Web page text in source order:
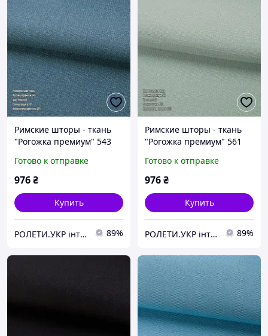
Римские шторы - ткань
"Рогожка премиум" 543
Готово к отправке
976₴
Купить
РОЛЕТИ.УКР інтернет-магазин ролет та жалюзі 89%
Римские шторы - ткань
"Рогожка премиум" 561
Готово к отправке
976₴
Купить
РОЛЕТИ.УКР інтернет-магазин ролет та жалюзі 89%